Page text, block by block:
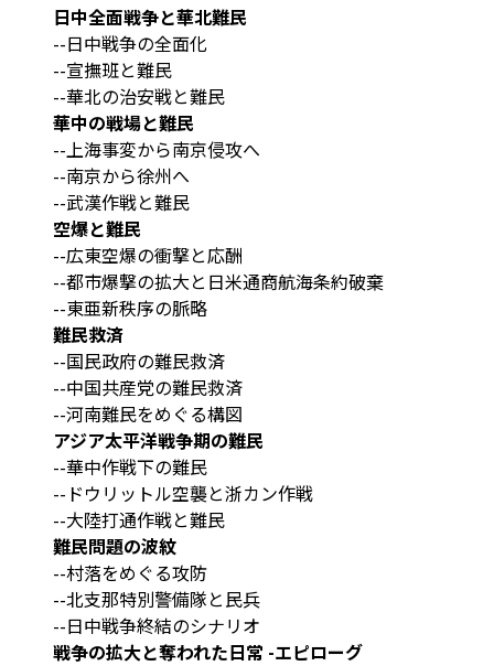
日中全面戦争と華北難民
--日中戦争の全面化
--宣撫班と難民
--華北の治安戦と難民
華中の戦場と難民
--上海事変から南京侵攻へ
--南京から徐州へ
--武漢作戦と難民
空爆と難民
--広東空爆の衝撃と応酬
--都市爆撃の拡大と日米通商航海条約破棄
--東亜新秩序の脈略
難民救済
--国民政府の難民救済
--中国共産党の難民救済
--河南難民をめぐる構図
アジア太平洋戦争期の難民
--華中作戦下の難民
--ドウリットル空襲と浙カン作戦
--大陸打通作戦と難民
難民問題の波紋
--村落をめぐる攻防
--北支那特別警備隊と民兵
--日中戦争終結のシナリオ
戦争の拡大と奪われた日常 -エピローグ